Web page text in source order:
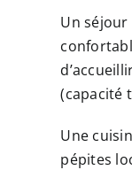
Un séjour
(capacité
Une
pépites